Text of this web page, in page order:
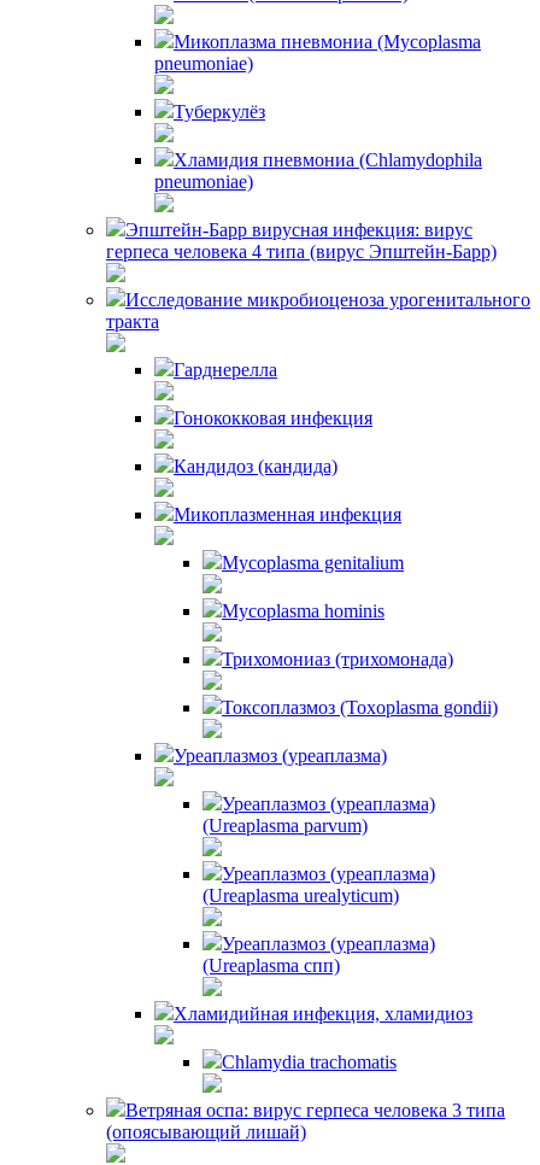
Микоплазма пневмониа (Mycoplasma
pneumoniae)
Туберкулёз
Хламидия пневмониа (Chlamydophila
pneumoniae)
Эпштейн-Барр вирусная инфекция: вирус
герпеса человека 4 типа (вирус Эпштейн-Барр)
Исследование микробиоценоза урогенитального
тракта
Гарднерелла
Гонококковая инфекция
Кандидоз (кандида)
Микоплазменная инфекция
Mycoplasma genitalium
Mycoplasma hominis
Трихомониаз (трихомонада)
Токсоплазмоз (Toxoplasma gondii)
Уреаплазмоз (уреаплазма)
Уреаплазмоз (уреаплазма)
(Ureaplasma parvum)
Уреаплазмоз (уреаплазма)
(Ureaplasma urealyticum)
Уреаплазмоз (уреаплазма)
(Ureaplasma спп)
Хламидийная инфекция, хламидиоз
Chlamydia trachomatis
Ветряная оспа: вирус герпеса человека 3 типа
(опоясывающий лишай)